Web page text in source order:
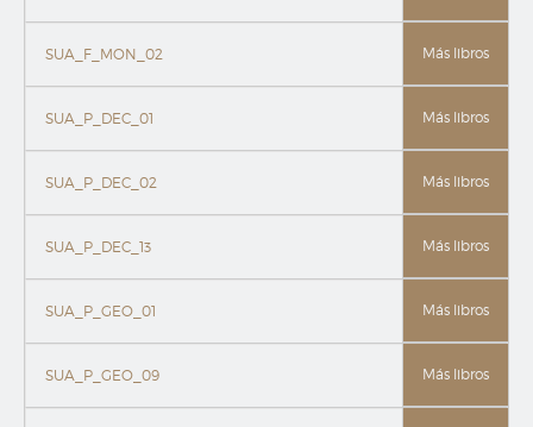
SUA_F_MON_02 Más libros
SUA_P_DEC_01 Más libros
SUA_P_DEC_02 Más libros
SUA_P_DEC_13 Más libros
SUA_P_GEO_01 Más libros
SUA_P_GEO_09 Más libros